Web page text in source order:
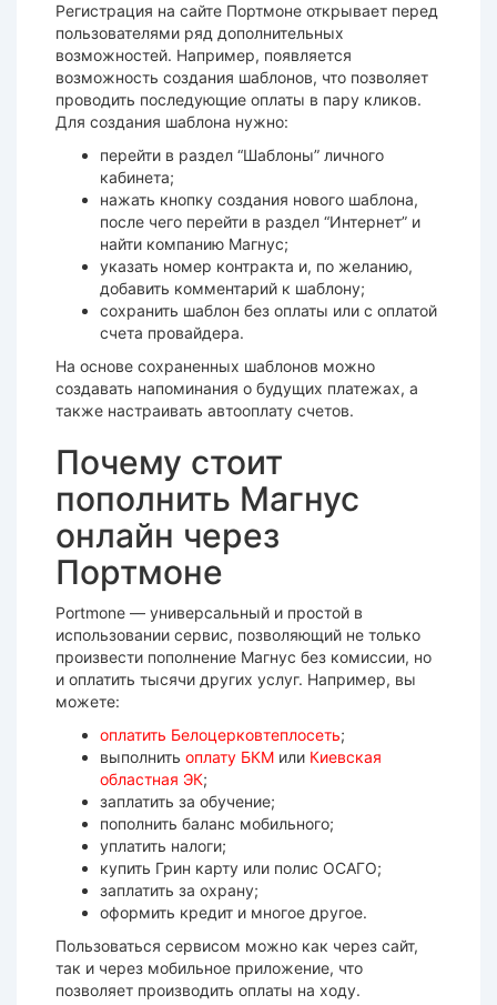
Регистрация на сайте Портмоне открывает перед
пользователями ряд дополнительных
возможностей. Например, появляется
возможность создания шаблонов, что позволяет
проводить последующие оплаты в пару кликов.
Для создания шаблона нужно:
перейти в раздел “Шаблоны” личного
кабинета;
нажать кнопку создания нового шаблона,
после чего перейти в раздел “Интернет” и
найти компанию Магнус;
указать номер контракта и, по желанию,
добавить комментарий к шаблону;
сохранить шаблон без оплаты или с оплатой
счета провайдера.
На основе сохраненных шаблонов можно
создавать напоминания о будущих платежах, а
также настраивать автооплату счетов.
Почему стоит
пополнить Магнус
онлайн через
Портмоне
Portmone — универсальный и простой в
использовании сервис, позволяющий не только
произвести пополнение Магнус без комиссии, но
и оплатить тысячи других услуг. Например, вы
можете:
оплатить Белоцерковтеплосеть;
выполнить оплату БКМ или Киевская
областная ЭК;
заплатить за обучение;
пополнить баланс мобильного;
уплатить налоги;
купить Грин карту или полис ОСАГО;
заплатить за охрану;
оформить кредит и многое другое.
Пользоваться сервисом можно как через сайт,
так и через мобильное приложение, что
позволяет производить оплаты на ходу.